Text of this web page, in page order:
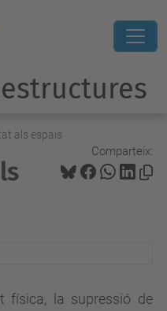
als espais
Comparteix:
física, la supressió de